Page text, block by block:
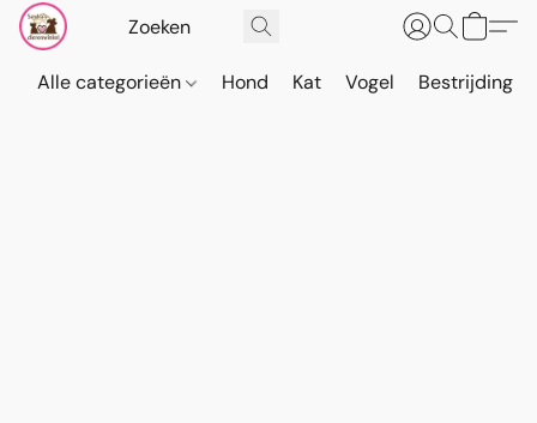
Alle categorieën Hond Kat Vogel Bestrijding